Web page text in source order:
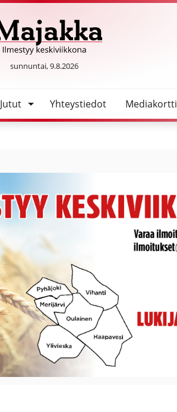
SeutuMajakka
sunnuntai, 9.8.2026
Jutut Yhteystiedot Mediakortti